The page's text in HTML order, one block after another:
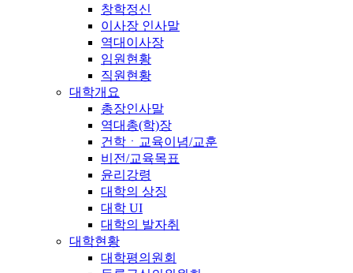
창학정신
이사장 인사말
역대이사장
임원현황
직원현황
대학개요
총장인사말
역대총(학)장
건학ㆍ교육이념/교훈
비전/교육목표
윤리강령
대학의 상징
대학 UI
대학의 발자취
대학현황
대학평의원회